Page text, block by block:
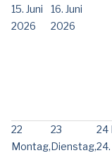
15. Juni
2026
16. Juni
2026
22
Montag,
23
Dienstag,
24